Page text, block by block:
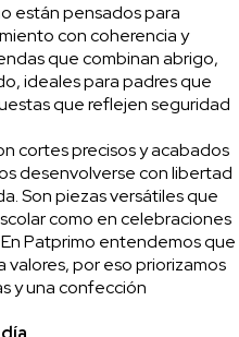
están pensados para
con coherencia y
que combinan abrigo,
ideales para padres que
que reflejen seguridad
cortes precisos y acabados
desenvolverse con libertad
Son piezas versátiles que
como en celebraciones
Patprimo entendemos que
valores, por eso priorizamos
y una confección